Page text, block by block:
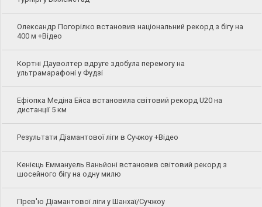
Олександр Погорілко встановив національний рекорд з бігу на
400 м +Відео
Кортні Дауволтер вдруге здобула перемогу на
ультрамарафоні у Фудзі
Ефіопка Медіна Ейса встановила світовий рекорд U20 на
дистанції 5 км
Результати Діамантової ліги в Сучжоу +Відео
Кенієць Еммануель Ваньйоні встановив світовий рекорд з
шосейного бігу на одну милю
Прев'ю Діамантової ліги у Шанхаї/Сучжоу